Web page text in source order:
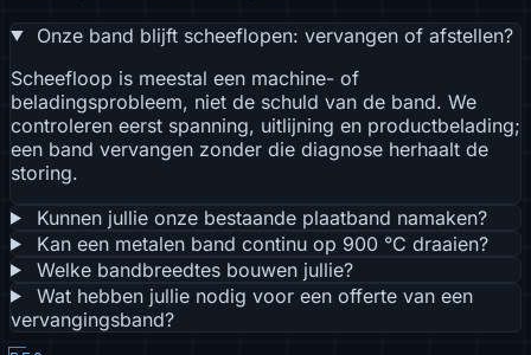
Onze band blijft scheeflopen: vervangen of afstellen?
Scheefloop is meestal een machine- of
beladingsprobleem, niet de schuld van de band. We
controleren eerst spanning, uitlijning en productbelading;
een band vervangen zonder die diagnose herhaalt de
storing.
Kunnen jullie onze bestaande plaatband namaken?
Kan een metalen band continu op 900 °C draaien?
Welke bandbreedtes bouwen jullie?
Wat hebben jullie nodig voor een offerte van een
vervangingsband?